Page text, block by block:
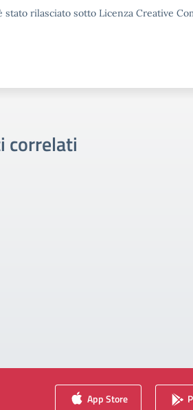
rilasciato sotto Licenza Creative
correlati
App Store